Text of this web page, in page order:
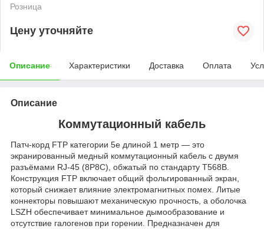
Розница
Цену уточняйте
Описание Характеристики Доставка Оплата
Описание
Коммутационный кабель
Патч‑корд FTP категории 5e длиной 1 метр — это
экранированный медный коммутационный кабель с двумя
разъёмами RJ‑45 (8P8C), обжатый по стандарту T568B.
Конструкция FTP включает общий фольгированный экран,
который снижает влияние электромагнитных помех. Литые
коннекторы повышают механическую прочность, а оболочка
LSZH обеспечивает минимальное дымообразование и
отсутствие галогенов при горении. Предназначен для